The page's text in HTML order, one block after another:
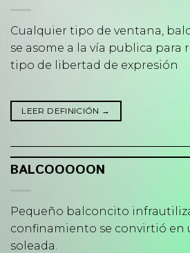
Cualquier tipo de ventana,
se asome a la vía publica para
tipo de libertad de expresión
LEER DEFINICIÓN →
BALCOOOOON
Pequeño balconcito
confinamiento se convirtió en
soleada.